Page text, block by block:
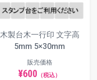
木製台木一行印 文字高
5mm 5×30mm
販売価格
¥600 （税込）